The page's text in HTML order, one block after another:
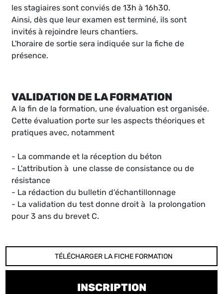
les stagiaires sont conviés de 13h à 16h30.
Ainsi, dès que leur examen est terminé, ils sont
invités à rejoindre leurs chantiers.
L'horaire de sortie sera indiquée sur la fiche de
présence.
VALIDATION DE LA FORMATION
A la fin de la formation, une évaluation est organisée.
Cette évaluation porte sur les aspects théoriques et
pratiques avec, notamment
- La commande et la réception du béton
- L'attribution à une classe de consistance ou de
résistance
- La rédaction du bulletin d'échantillonnage
- La validation du test donne droit à la prolongation
pour 3 ans du brevet C.
TÉLÉCHARGER LA FICHE FORMATION
INSCRIPTION